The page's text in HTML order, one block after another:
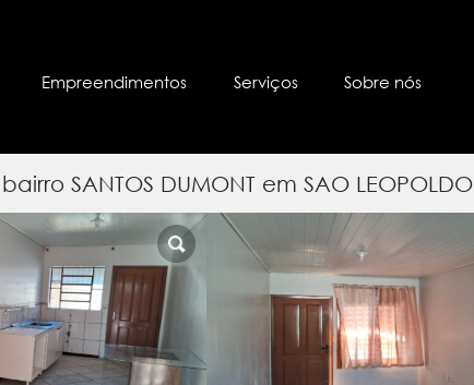
Empreendimentos Serviços Sobre nós
SANTOS DUMONT em SAO LEOPOLDO